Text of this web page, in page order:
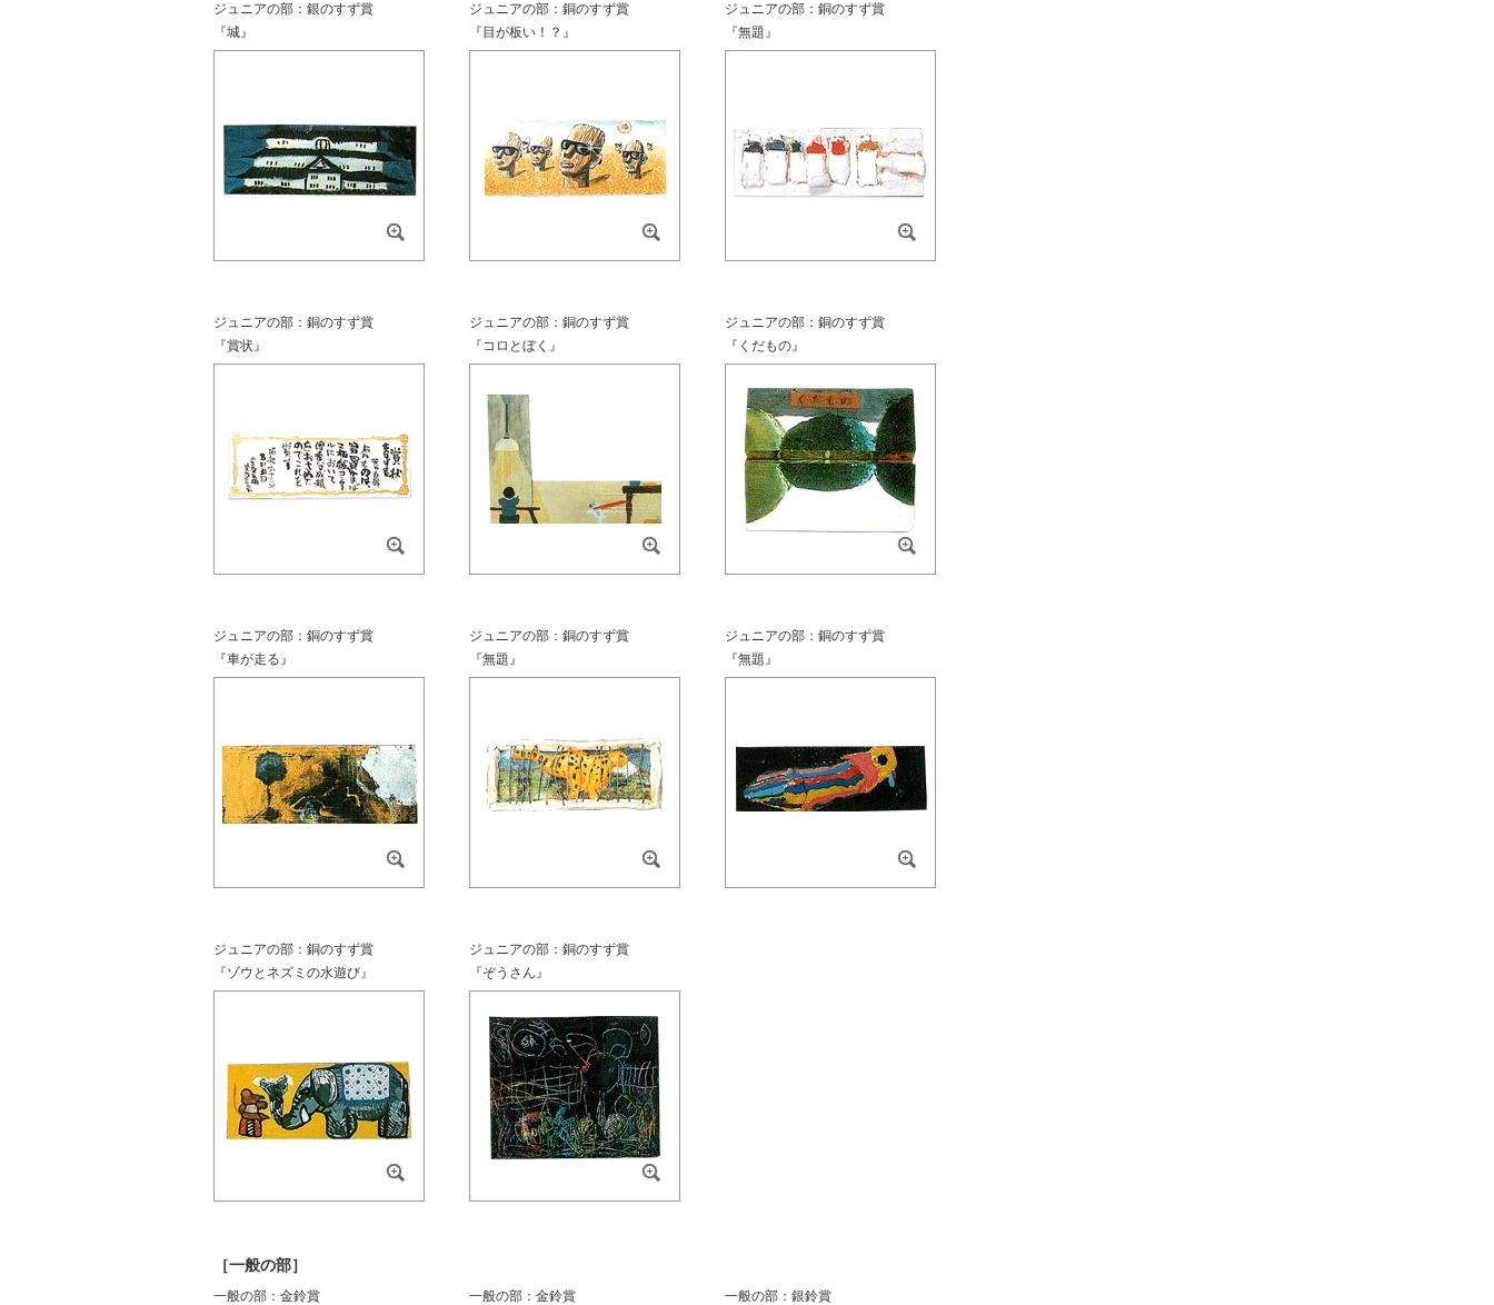
ジュニアの部：銀のすず賞
『城』
ジュニアの部：銅のすず賞
『目が板い！？』
ジュニアの部：銅のすず賞
『無題』
ジュニアの部：銅のすず賞
『賞状』
ジュニアの部：銅のすず賞
『コロとぼく』
ジュニアの部：銅のすず賞
『くだもの』
ジュニアの部：銅のすず賞
『車が走る』
ジュニアの部：銅のすず賞
『無題』
ジュニアの部：銅のすず賞
『無題』
ジュニアの部：銅のすず賞
『ゾウとネズミの水遊び』
ジュニアの部：銅のすず賞
『ぞうさん』
［一般の部］
一般の部：金鈴賞
一般の部：金鈴賞
一般の部：銀鈴賞